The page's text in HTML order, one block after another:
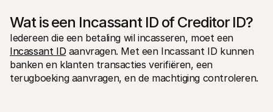
Wat is een Incassant ID of Creditor ID?
Incassant ID aanvragen. Met een Incassant ID kunnen
banken en klanten transacties verifiëren, een
terugboeking aanvragen, en de machtiging controleren.